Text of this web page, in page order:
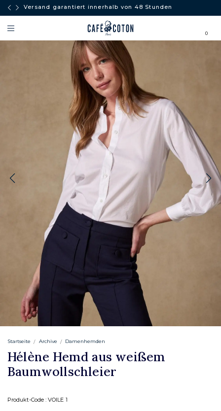
Versand garantiert innerhalb von 48 Stunden
0
Startseite Archive Damenhemden
Hélène Hemd aus weißem
Baumwollschleier
Produkt-Code :VOILE 1